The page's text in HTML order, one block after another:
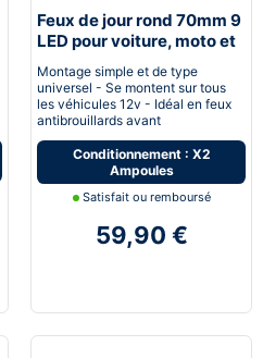
Feux de jour rond 70mm 9
LED pour voiture, moto et
Montage simple et de type
universel - Se montent sur tous
les véhicules 12v - Idéal en feux
antibrouillards avant
Conditionnement : X2
Ampoules
Satisfait ou remboursé
59,90 €